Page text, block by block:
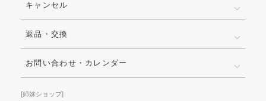
キャンセル
返品・交換
お問い合わせ・カレンダー
[姉妹ショップ]